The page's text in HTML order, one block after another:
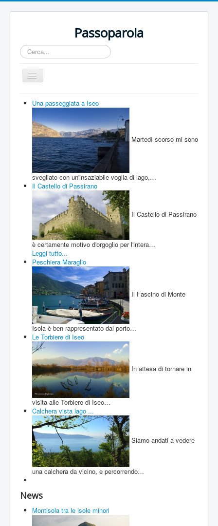
Passoparola
Cerca...
Cambia
navigazione
Home
Territorio
Incontri
Eventi
Artisti
Buone Nuove
Sport
Contatti
Cookie Policy
Una passeggiata a Iseo
Martedì scorso mi sono
svegliato con un'insaziabile voglia di lago,…
Il Castello di Passirano
Il Castello di Passirano
è certamente motivo d'orgoglio per l'intera…
Leggi tutto...
Peschiera Maraglio
Il Fascino di Monte
Isola è ben rappresentato dal porto…
Le Torbiere di Iseo
In attesa di tornare in
visita alle Torbiere di Iseo…
Calchera vista lago ...
Siamo andati a vedere
una calchera da vicino, e percorrendo…
News
Montisola tra le isole minori